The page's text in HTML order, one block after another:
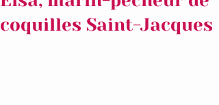
coquilles Saint-Jacques